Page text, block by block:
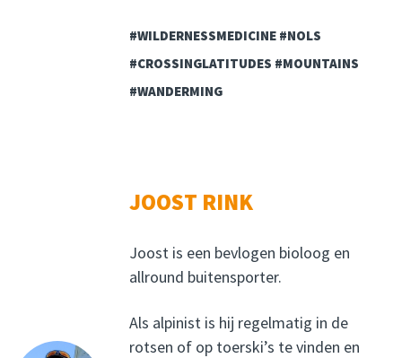
#WILDERNESSMEDICINE #NOLS
#CROSSINGLATITUDES #MOUNTAINS
#WANDERMING
JOOST RINK
Joost is een bevlogen bioloog en
allround buitensporter.
Als alpinist is hij regelmatig in de
rotsen of op toerski’s te vinden en